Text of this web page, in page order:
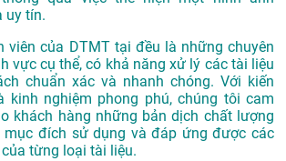
uy tín.
viên của DTMT tại đều là những chuyên
vực cụ thể, có khả năng xử lý các tài liệu
chuẩn xác và nhanh chóng. Với kiến
kinh nghiệm phong phú, chúng tôi cam
khách hàng những bản dịch chất lượng
mục đích sử dụng và đáp ứng được các
từng loại tài liệu.